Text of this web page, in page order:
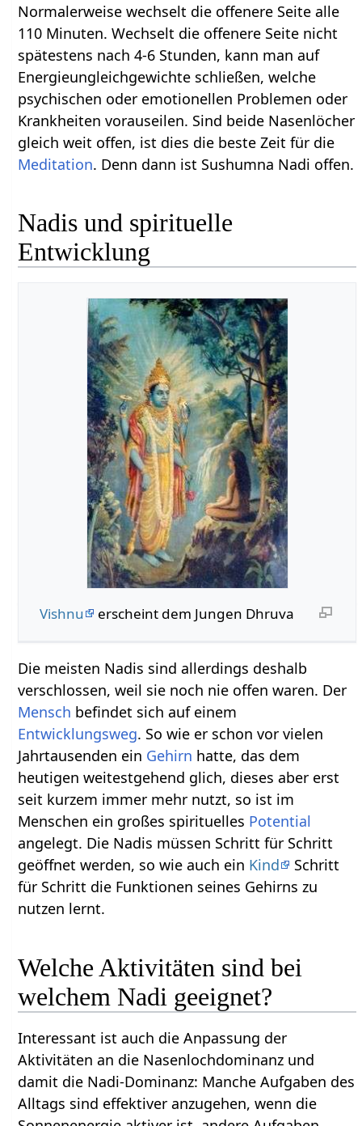
Normalerweise wechselt die offenere Seite alle
110 Minuten. Wechselt die offenere Seite nicht
spätestens nach 4-6 Stunden, kann man auf
Energieungleichgewichte schließen, welche
psychischen oder emotionellen Problemen oder
Krankheiten vorauseilen. Sind beide Nasenlöcher
gleich weit offen, ist dies die beste Zeit für die
Meditation. Denn dann ist Sushumna Nadi offen.
Nadis und spirituelle
Entwicklung
Vishnu erscheint dem Jungen Dhruva
Die meisten Nadis sind allerdings deshalb
verschlossen, weil sie noch nie offen waren. Der
Mensch befindet sich auf einem
Entwicklungsweg. So wie er schon vor vielen
Jahrtausenden ein Gehirn hatte, das dem
heutigen weitestgehend glich, dieses aber erst
seit kurzem immer mehr nutzt, so ist im
Menschen ein großes spirituelles Potential
angelegt. Die Nadis müssen Schritt für Schritt
geöffnet werden, so wie auch ein Kind
Schritt
für Schritt die Funktionen seines Gehirns zu
nutzen lernt.
Welche Aktivitäten sind bei
welchem Nadi geeignet?
Interessant ist auch die Anpassung der
Aktivitäten an die Nasenlochdominanz und
damit die Nadi-Dominanz: Manche Aufgaben des
Alltags sind effektiver anzugehen, wenn die